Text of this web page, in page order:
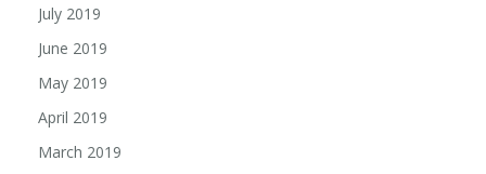
July 2019
June 2019
May 2019
April 2019
March 2019